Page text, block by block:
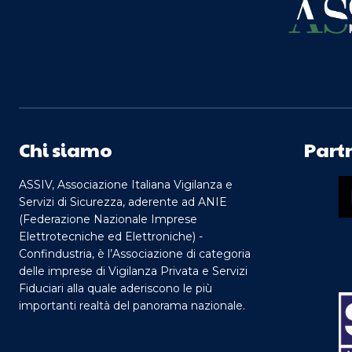
Chi siamo
ASSIV, Associazione Italiana Vigilanza e
Servizi di Sicurezza, aderente ad ANIE
(Federazione Nazionale Imprese
Elettrotecniche ed Elettroniche) -
Confindustria, è l’Associazione di categoria
delle imprese di Vigilanza Privata e Servizi
Fiduciari alla quale aderiscono le più
importanti realtà del panorama nazionale.